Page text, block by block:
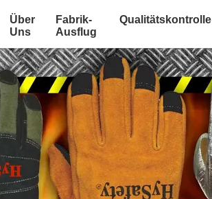
Über
Uns
Fabrik-
Ausflug
Qualitätskontrolle